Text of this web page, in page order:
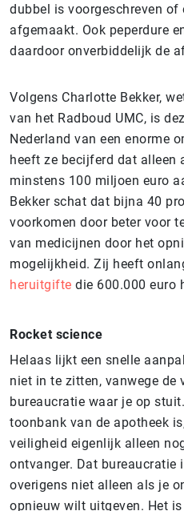
dubbel is voorgeschreven of
afgemaakt. Ook peperdure
daardoor onverbiddelijk de
Volgens Charlotte Bekker,
van het Radboud UMC, is
Nederland van een enorme
heeft ze becijferd dat alleen
minstens 100 miljoen euro
Bekker schat dat bijna 40
voorkomen door beter voor
van medicijnen door het
mogelijkheid. Zij heeft
heruitgifte die 600.000 euro
Rocket science
Helaas lijkt een snelle
niet in te zitten, vanwege de
bureaucratie waar je op
toonbank van de apotheek
veiligheid eigenlijk alleen
ontvanger. Dat bureaucratie
overigens niet alleen als je
opnieuw wilt uitgeven. Het